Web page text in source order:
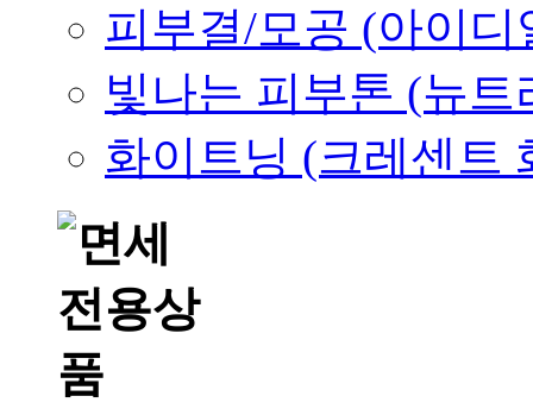
피부결/모공 (아이디
빛나는 피부톤 (뉴트
화이트닝 (크레센트